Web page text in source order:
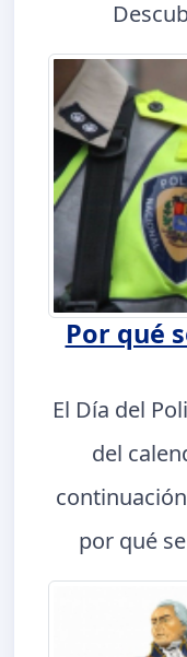
Por qué
El Día del
del
por qué